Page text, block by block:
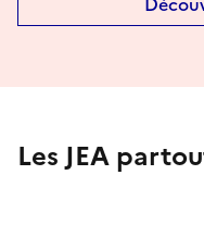
Les JEA